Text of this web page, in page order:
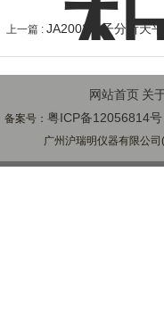
上一篇 : JA2003电子分析天
网站首页 关
备案号： 粤ICP备12056814号
广州沪瑞明仪器有限公